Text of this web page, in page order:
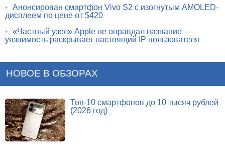
• Анонсирован смартфон Vivo S2 с изогнутым AMOLED-
дисплеем по цене от $420
• «Частный узел» Apple не оправдал название —
уязвимость раскрывает настоящий IP пользователя
НОВОЕ В ОБЗОРАХ
Топ-10 смартфонов до 10 тысяч рублей
(2026 год)